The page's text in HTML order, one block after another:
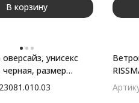
В корзину
унисекс
черная, размер
23081.010.03